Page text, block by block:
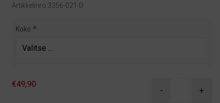
Artikkelinro:3356-021-D
Koko
€49,90
- +